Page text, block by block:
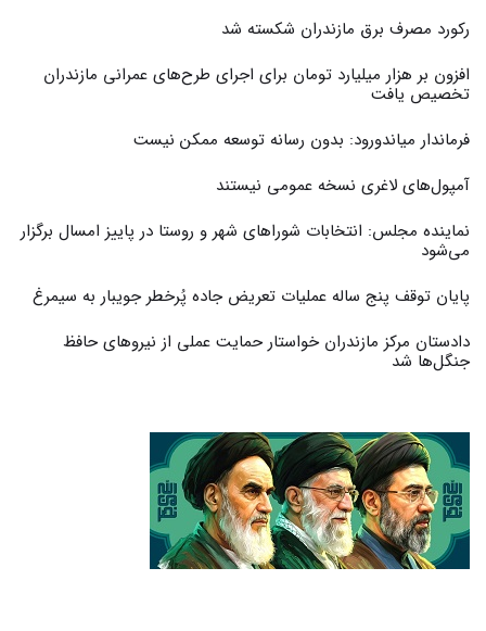
رکورد مصرف برق مازندران شکسته شد
افزون بر هزار میلیارد تومان برای اجرای طرح‌های عمرانی مازندران
تخصیص یافت
فرماندار میاندورود: بدون رسانه توسعه ممکن نیست
آمپول‌های لاغری نسخه عمومی نیستند
نماینده مجلس: انتخابات شوراهای شهر و روستا در پاییز امسال برگزار
می‌شود
پایان توقف پنج ساله عملیات تعریض جاده پُرخطر جویبار به سیمرغ
دادستان مرکز مازندران خواستار حمایت عملی از نیروهای حافظ
جنگل‌ها شد